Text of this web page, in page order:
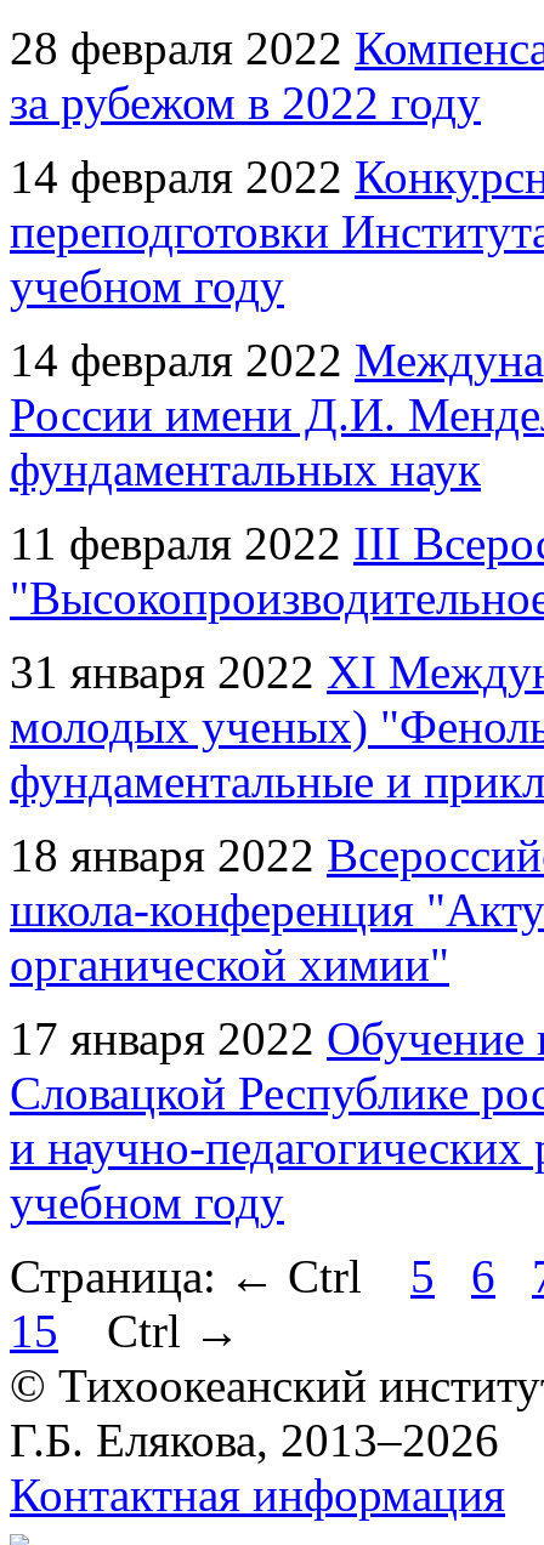
28 февраля 2022
за рубежом в 2022 году
14 февраля 2022
переподготовки
учебном году
14 февраля 2022
России имени Д.И.
фундаментальных наук
11 февраля 2022 III
31 января 2022 XI
молодых ученых)
фундаментальные и
18 января 2022
школа-конференция
органической химии"
17 января 2022 Обучение
Словацкой Республике
и научно-
учебном году
Страница: ← Ctrl 5 6
15
Ctrl →
© Тихоокеанский
Г.Б. Елякова, 2013–2026
Контактная информация